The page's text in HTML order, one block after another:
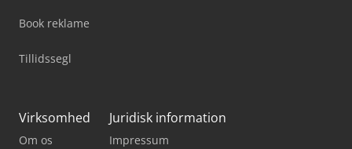
Book reklame
Tillidssegl
Virksomhed
Om os
Juridisk information
Impressum